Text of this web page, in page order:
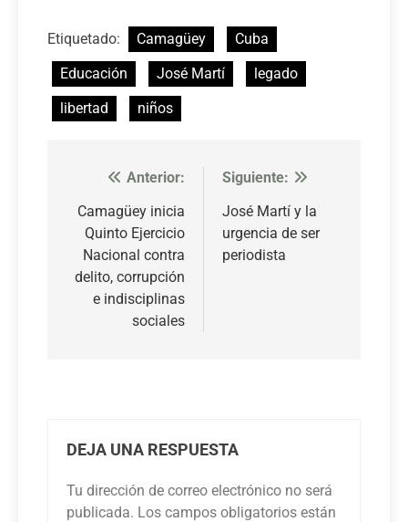
Etiquetado: Camagüey
Cuba
Educación
José Martí
legado
libertad
niños
Navegación
de
entradas
Anterior:
Camagüey inicia
Quinto Ejercicio
Nacional contra
delito, corrupción
e indisciplinas
sociales
Siguiente:
José Martí y la
urgencia de ser
periodista
DEJA UNA RESPUESTA
Tu dirección de correo electrónico no será
publicada. Los campos obligatorios están